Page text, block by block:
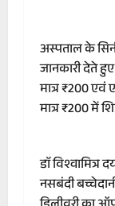
अस्पताल के
जानकारी देते
मात्र ₹200 एवं
मात्र ₹200 में
डाॅ विश्वामित्र
नसबंदी